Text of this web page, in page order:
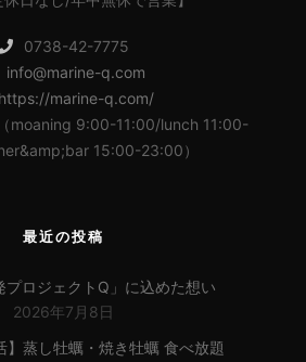
0738-42-7775
info@marine-q.com
https://marine-q.com/
moaning 9:00-11:00/lunch 11:00-
15:00-23:00）
最近の投稿
プロジェクトQ」に込めた想い
2026年7月8日
】蒸し牡蠣・焼き牡蠣 食べ放題